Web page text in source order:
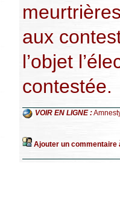
aux
l’objet
contestée.
VOIR EN LIGNE :
Ajouter un commentaire